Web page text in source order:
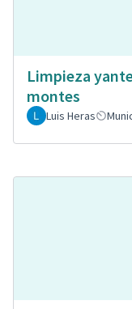
Limpieza
montes
Luis Heras